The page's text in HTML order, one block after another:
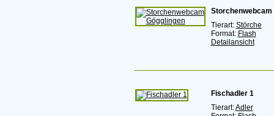
Storchenwebcam
Tierart: Störche
Format: Flash
Detailansicht
Fischadler 1
Tierart:Adler